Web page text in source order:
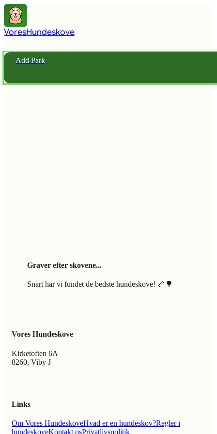
VoresHundeskove
Add Park
Graver efter skovene...
Snart har vi fundet de bedste hundeskove! 🦴🌳
Vores Hundeskove
Kirketoften 6A
8260, Viby J
Links
Om Vores HundeskoveHvad er en hundeskov?Regler i
hundeskoveKontakt osPrivatlivspolitik